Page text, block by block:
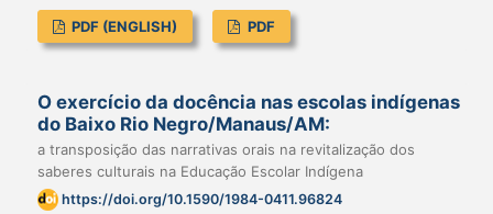
PDF (ENGLISH) PDF
O exercício da docência nas escolas indígenas
do Baixo Rio Negro/Manaus/AM:
a transposição das narrativas orais na revitalização dos
saberes culturais na Educação Escolar Indígena
https://doi.org/10.1590/1984-0411.96824